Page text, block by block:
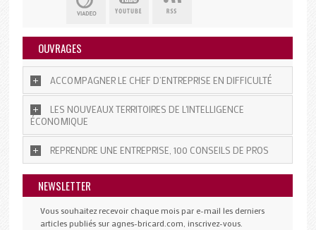
OUVRAGES
ACCOMPAGNER LE CHEF D’ENTREPRISE EN DIFFICULTÉ
LES NOUVEAUX TERRITOIRES DE L'INTELLIGENCE
ÉCONOMIQUE
REPRENDRE UNE ENTREPRISE, 100 CONSEILS DE PROS
NEWSLETTER
Vous souhaitez recevoir chaque mois par e-mail les derniers
articles publiés sur agnes-bricard.com, inscrivez-vous.